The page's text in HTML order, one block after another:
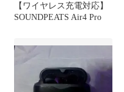
【ワイヤレス充電対応】
SOUNDPEATS Air4 Pro